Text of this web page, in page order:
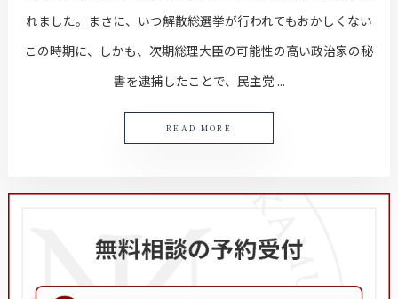
れました。まさに、いつ解散総選挙が行われてもおかしくない
この時期に、しかも、次期総理大臣の可能性の高い政治家の秘
書を逮捕したことで、民主党 ...
READ MORE